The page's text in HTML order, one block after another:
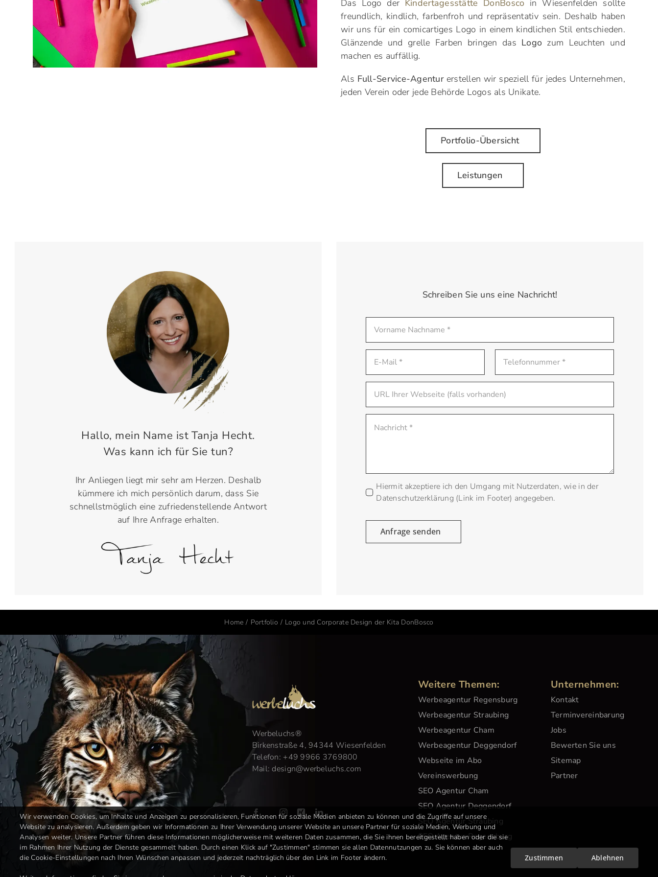
Das Logo der Kindertagesstätte DonBosco in Wiesenfelden sollte
freundlich, kindlich, farbenfroh und repräsentativ sein. Deshalb haben
wir uns für ein comicartiges Logo in einem kindlichen Stil entschieden.
Glänzende und grelle Farben bringen das Logo zum Leuchten und
machen es auffällig.
Als Full-Service-Agenturerstellen wir speziell für jedes Unternehmen,
jeden Verein oder jede Behörde Logos als Unikate.
Portfolio-Übersicht
Leistungen
Hallo, mein Name ist Tanja Hecht.
Was kann ich für Sie tun?
Ihr Anliegen liegt mir sehr am Herzen. Deshalb
kümmere ich mich persönlich darum, dass Sie
schnellstmöglich eine zufriedenstellende Antwort
auf Ihre Anfrage erhalten.
Schreiben Sie uns eine Nachricht!
Hiermit akzeptiere ich den Umgang mit Nutzerdaten, wie in der
Datenschutzerklärung (Link im Footer) angegeben.
Anfrage senden
Home Portfolio Logo und Corporate Design der Kita DonBosco
Werbeluchs®
Birkenstraße 4, 94344 Wiesenfelden
Telefon: +49 9966 3769800
Mail: design@werbeluchs.com
Weitere Themen:
Werbeagentur Regensburg
Werbeagentur Straubing
Werbeagentur Cham
Werbeagentur Deggendorf
Webseite im Abo
Vereinswerbung
SEO Agentur Cham
SEO Agentur Deggendorf
SEO Agentur Straubing
SEO Agentur Regensburg
Unternehmen:
Kontakt
Terminvereinbarung
Jobs
Bewerten Sie uns
Sitemap
Partner
Wir verwenden Cookies, um Inhalte und Anzeigen zu personalisieren, Funktionen für soziale Medien anbieten zu können und die Zugriffe auf unsere
Website zu analysieren. Außerdem geben wir Informationen zu Ihrer Verwendung unserer Website an unsere Partner für soziale Medien, Werbung und
Analysen weiter. Unsere Partner führen diese Informationen möglicherweise mit weiteren Daten zusammen, die Sie ihnen bereitgestellt haben oder die sie
im Rahmen Ihrer Nutzung der Dienste gesammelt haben. Durch einen Klick auf "Zustimmen" stimmen sie allen Datennutzungen zu. Sie können aber auch
die Cookie-Einstellungen nach Ihren Wünschen anpassen und jederzeit nachträglich über den Link im Footer ändern.
Zustimmen Ablehnen